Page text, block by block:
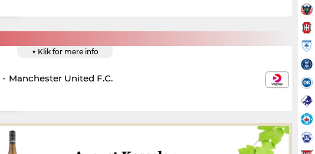
▼ Klik for mere info
- Manchester United F.C.